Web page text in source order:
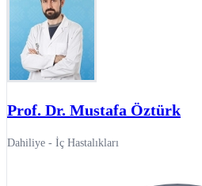
Prof. Dr. Mustafa Öztürk
Dahiliye - İç Hastalıkları